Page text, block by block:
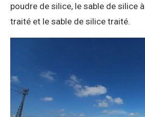
poudre de silice, le sable de silice
traité et le sable de silice traité.